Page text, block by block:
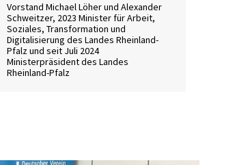
Vorstand Michael Löher und Alexander
Schweitzer, 2023 Minister für Arbeit,
Soziales, Transformation und
Digitalisierung des Landes Rheinland-
Pfalz und seit Juli 2024
Ministerpräsident des Landes
Rheinland-Pfalz